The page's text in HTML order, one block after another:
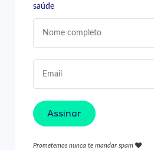
saúde
Assinar
Prometemos nunca te mandar spam